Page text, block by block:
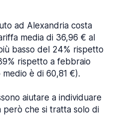
ad Alexandria costa
media di 36,96 € al
basso del 24% rispetto
rispetto a febbraio
è di 60,81 €).
aiutare a individuare
però che si tratta solo di